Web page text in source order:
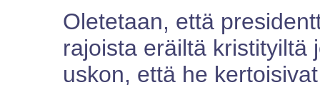
Oletetaan, että
rajoista eräiltä kristityiltä
uskon, että he